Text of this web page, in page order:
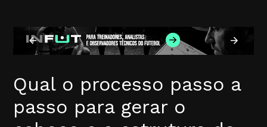
Qual o processo passo a
passo para gerar o